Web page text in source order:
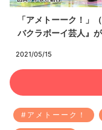
2021/05/15
「アメトーーク！」
バクラボーイ芸人』
#アメトーーク！